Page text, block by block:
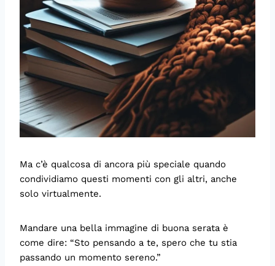
Ma c’è qualcosa di ancora più speciale quando
condividiamo questi momenti con gli altri, anche
solo virtualmente.
Mandare una bella immagine di buona serata è
come dire: “Sto pensando a te, spero che tu stia
passando un momento sereno.”